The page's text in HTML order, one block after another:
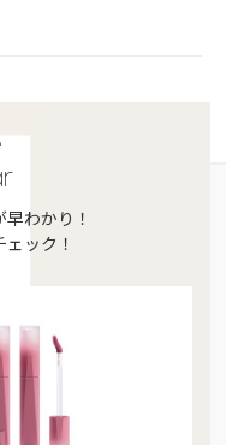
わかり！
ック！